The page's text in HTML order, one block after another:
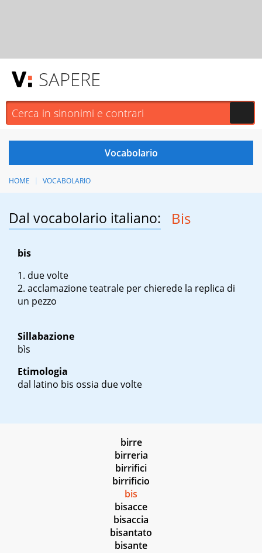
SAPERE
HOME VOCABOLARIO
Dal vocabolario italiano: Bis
bis
due volte
acclamazione teatrale per chierede la replica di
un pezzo
Sillabazione
bìs
Etimologia
dal latino bis ossia due volte
birre
birreria
birrifici
birrificio
bis
bisacce
bisaccia
bisantato
bisante